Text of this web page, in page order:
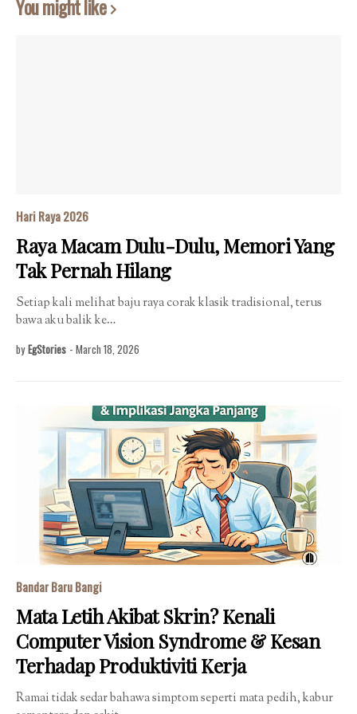
You might like
Hari Raya 2026
Raya Macam Dulu-Dulu, Memori Yang
Tak Pernah Hilang
Setiap kali melihat baju raya corak klasik tradisional, terus
bawa aku balik ke…
by EgStories - March 18, 2026
Bandar Baru Bangi
Mata Letih Akibat Skrin? Kenali
Computer Vision Syndrome & Kesan
Terhadap Produktiviti Kerja
Ramai tidak sedar bahawa simptom seperti mata pedih, kabur